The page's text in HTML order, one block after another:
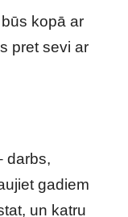
kopā ar
pret sevi ar
darbs,
gadiem
un katru